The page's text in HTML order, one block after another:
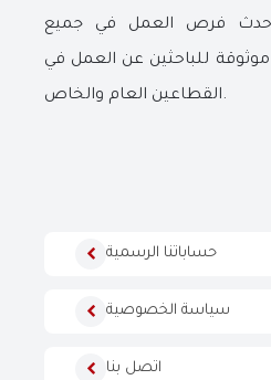
فرص العمل في جميع
للباحثين عن العمل في
القطاعين العام والخاص.
حساباتنا الرسمية
سياسة الخصوصية
اتصل بنا